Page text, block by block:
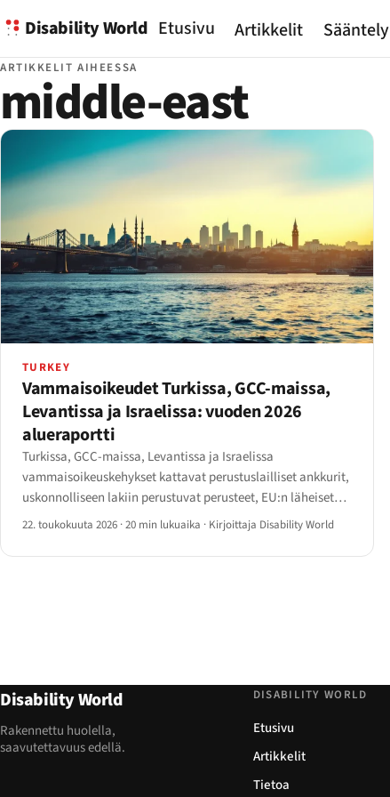
Disability World Etusivu Artikkelit Sääntely
ARTIKKELIT AIHEESSA
middle-east
TURKEY
Vammaisoikeudet Turkissa, GCC-maissa,
Levantissa ja Israelissa: vuoden 2026
alueraportti
Turkissa, GCC-maissa, Levantissa ja Israelissa
vammaisoikeuskehykset kattavat perustuslailliset ankkurit,
uskonnolliseen lakiin perustuvat perusteet, EU:n läheiset
uudistukset ja vuoden 2023 Turkki–Syyria-maanjäristyksen
kartoitettuna.
22. toukokuuta 2026 ·20 min lukuaika · Kirjoittaja Disability World
Disability World
Rakennettu huolella,
saavutettavuus edellä.
DISABILITY WORLD
Etusivu
Artikkelit
Tietoa